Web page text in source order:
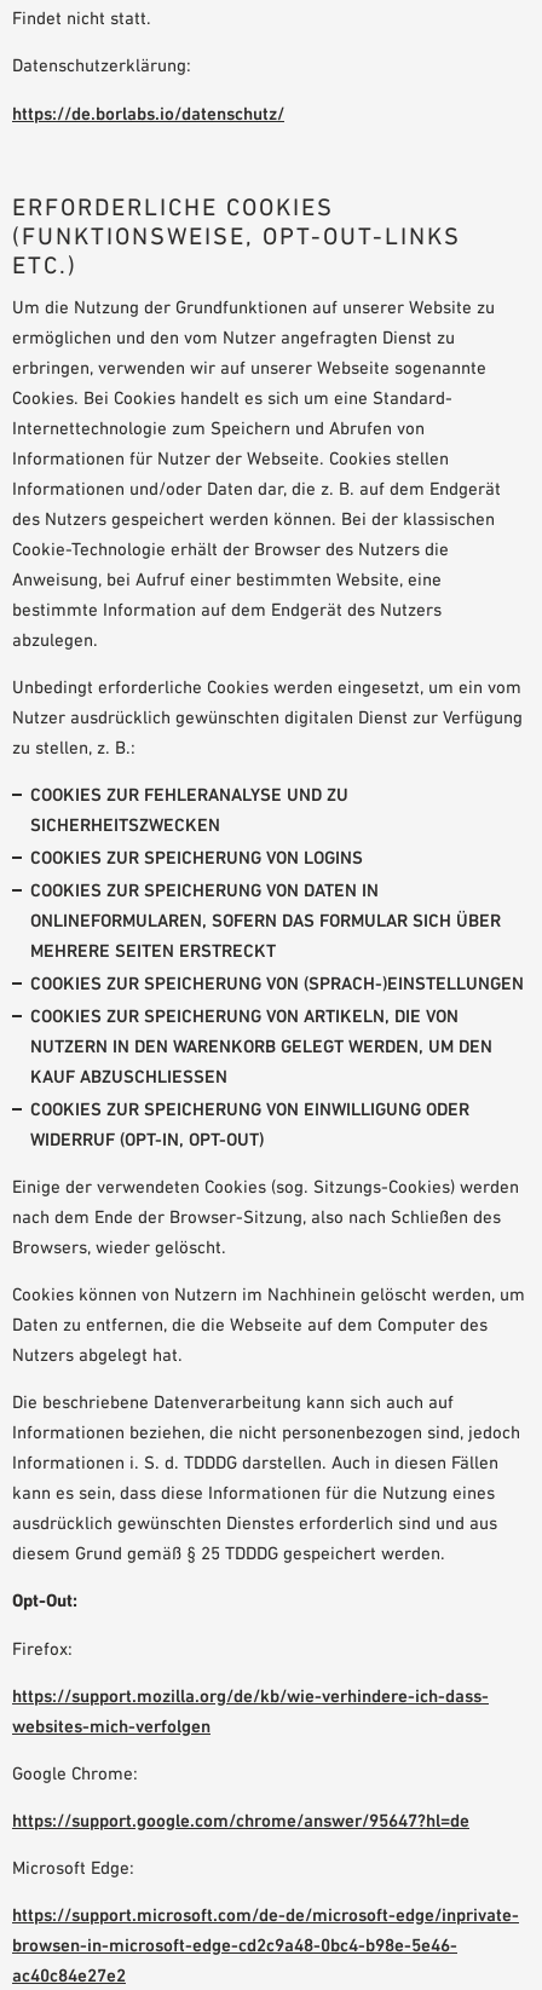
Findet nicht statt.
Datenschutzerklärung:
https://de.borlabs.io/datenschutz/
ERFORDERLICHE COOKIES
(FUNKTIONSWEISE, OPT-OUT-LINKS
ETC.)
Um die Nutzung der Grundfunktionen auf unserer Website zu
ermöglichen und den vom Nutzer angefragten Dienst zu
erbringen, verwenden wir auf unserer Webseite sogenannte
Cookies. Bei Cookies handelt es sich um eine Standard-
Internettechnologie zum Speichern und Abrufen von
Informationen für Nutzer der Webseite. Cookies stellen
Informationen und/oder Daten dar, die z. B. auf dem Endgerät
des Nutzers gespeichert werden können. Bei der klassischen
Cookie-Technologie erhält der Browser des Nutzers die
Anweisung, bei Aufruf einer bestimmten Website, eine
bestimmte Information auf dem Endgerät des Nutzers
abzulegen.
Unbedingt erforderliche Cookies werden eingesetzt, um ein vom
Nutzer ausdrücklich gewünschten digitalen Dienst zur Verfügung
zu stellen, z. B.:
COOKIES ZUR FEHLERANALYSE UND ZU
SICHERHEITSZWECKEN
COOKIES ZUR SPEICHERUNG VON LOGINS
COOKIES ZUR SPEICHERUNG VON DATEN IN
ONLINEFORMULAREN, SOFERN DAS FORMULAR SICH ÜBER
MEHRERE SEITEN ERSTRECKT
COOKIES ZUR SPEICHERUNG VON (SPRACH-)EINSTELLUNGEN
COOKIES ZUR SPEICHERUNG VON ARTIKELN, DIE VON
NUTZERN IN DEN WARENKORB GELEGT WERDEN, UM DEN
KAUF ABZUSCHLIESSEN
COOKIES ZUR SPEICHERUNG VON EINWILLIGUNG ODER
WIDERRUF (OPT-IN, OPT-OUT)
Einige der verwendeten Cookies (sog. Sitzungs-Cookies) werden
nach dem Ende der Browser-Sitzung, also nach Schließen des
Browsers, wieder gelöscht.
Cookies können von Nutzern im Nachhinein gelöscht werden, um
Daten zu entfernen, die die Webseite auf dem Computer des
Nutzers abgelegt hat.
Die beschriebene Datenverarbeitung kann sich auch auf
Informationen beziehen, die nicht personenbezogen sind, jedoch
Informationen i. S. d. TDDDG darstellen. Auch in diesen Fällen
kann es sein, dass diese Informationen für die Nutzung eines
ausdrücklich gewünschten Dienstes erforderlich sind und aus
diesem Grund gemäß § 25 TDDDG gespeichert werden.
Opt-Out:
Firefox:
https://support.mozilla.org/de/kb/wie-verhindere-ich-dass-
websites-mich-verfolgen
Google Chrome:
https://support.google.com/chrome/answer/95647?hl=de
Microsoft Edge:
https://support.microsoft.com/de-de/microsoft-edge/inprivate-
browsen-in-microsoft-edge-cd2c9a48-0bc4-b98e-5e46-
ac40c84e27e2